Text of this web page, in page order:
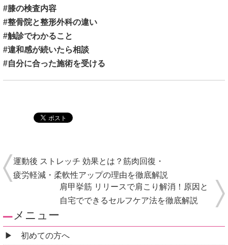
#膝の検査内容
#整骨院と整形外科の違い
#触診でわかること
#違和感が続いたら相談
#自分に合った施術を受ける
運動後 ストレッチ 効果とは？筋肉回復・
疲労軽減・柔軟性アップの理由を徹底解説
肩甲挙筋 リリースで肩こり解消！原因と
自宅でできるセルフケア法を徹底解説
メニュー
初めての方へ